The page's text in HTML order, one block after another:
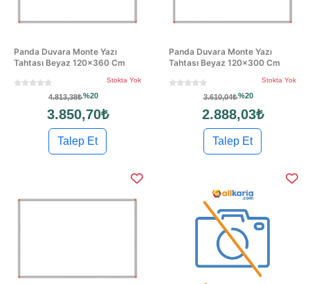
Panda Duvara Monte Yazı
Tahtası Beyaz 120x360 Cm
Stokta Yok
4.813,38₺%20
3.850,70₺
Talep Et
Panda Duvara Monte Yazı
Tahtası Beyaz 120x300 Cm
Stokta Yok
3.610,04₺%20
2.888,03₺
Talep Et